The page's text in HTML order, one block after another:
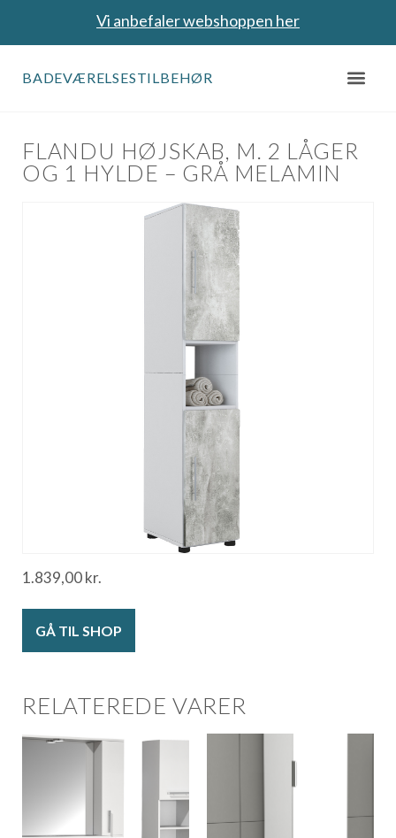
Vi anbefaler webshoppen her
BADEVÆRELSESTILBEHØR
FLANDU HØJSKAB, M. 2 LÅGER
OG 1 HYLDE – GRÅ MELAMIN
1.839,00kr.
GÅ TIL SHOP
RELATEREDE VARER